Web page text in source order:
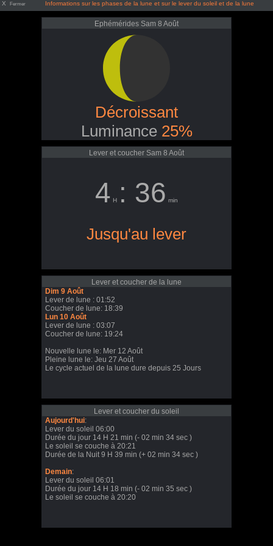
X Fermer Informations sur les phases de la lune et sur le lever du soleil et de la lune
Ephémérides Sam 8 Août
Décroissant
Luminance 25%
Lever et coucher Sam 8 Août
4 H : 36 min
Jusqu'au lever
Lever et coucher de la lune
Dim 9 Août
Lever de lune : 01:52
Coucher de lune: 18:39
Lun 10 Août
Lever de lune : 03:07
Coucher de lune: 19:24
Nouvelle lune le: Mer 12 Août
Pleine lune le: Jeu 27 Août
Le cycle actuel de la lune dure depuis 25 Jours
Lever et coucher du soleil
Aujourd'hui:
Lever du soleil 06:00
Durée du jour 14 H 21 min (- 02 min 34 sec )
Le soleil se couche à 20:21
Durée de la Nuit 9 H 39 min (+ 02 min 34 sec )
Demain:
Lever du soleil 06:01
Durée du jour 14 H 18 min (- 02 min 35 sec )
Le soleil se couche à 20:20